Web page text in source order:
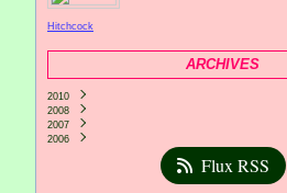
Hitchcock
ARCHIVES
2010
Mars
2008
Mai
Mars
2007
Décembre
2006
Flux RSS